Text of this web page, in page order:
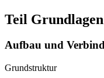
Teil Grundlagen
Aufbau und
Grundstruktur